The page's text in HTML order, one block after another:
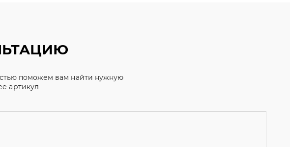
поможем вам найти нужную
артикул